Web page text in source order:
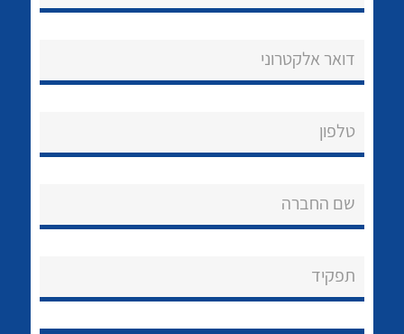
הצוות שלנו
שירותי תמיכה
לכל מוצרי היצרן לכל מוצרי היצרן
דואר אלקטרוני
טלפון
שם החברה
תפקיד